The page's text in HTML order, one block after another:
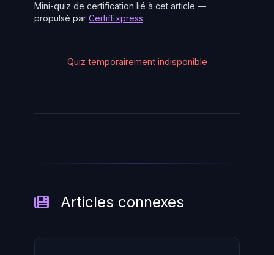
Mini-quiz de certification lié à cet article —
propulsé par CertifExpress
Quiz temporairement indisponible
Articles connexes